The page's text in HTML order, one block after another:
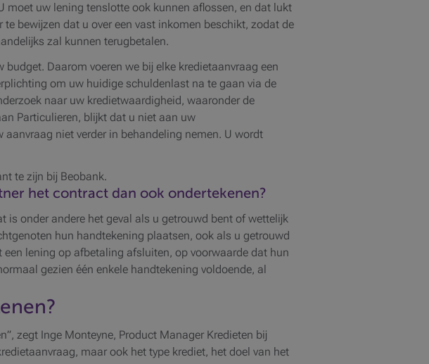
moet uw lening tenslotte ook kunnen aflossen, en dat lukt
bewijzen dat u over een vast inkomen beschikt, zodat de
zal kunnen terugbetalen.
Daarom voeren we bij elke kredietaanvraag een
om uw huidige schuldenlast na te gaan via de
naar uw kredietwaardigheid, waaronder de
Particulieren, blijkt dat u niet aan uw
niet verder in behandeling nemen. U wordt
te zijn bij Beobank.
het contract dan ook ondertekenen?
is onder andere het geval als u getrouwd bent of wettelijk
hun handtekening plaatsen, ook als u getrouwd
lening op afbetaling afsluiten, op voorwaarde dat hun
gezien één enkele handtekening voldoende, al
zegt Inge Monteyne, Product Manager Kredieten bij
maar ook het type krediet, het doel van het